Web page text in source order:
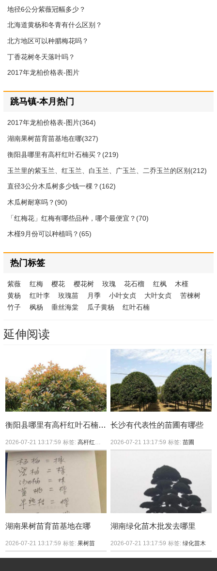
地径6公分紫薇冠幅多少？
北海道黄杨和冬青有什么区别？
北方地区可以种腊梅花吗？
丁香花树冬天落叶吗？
2017年龙柏价格表-图片
跳马镇-本月热门
2017年龙柏价格表-图片(364)
湖南果树苗育苗基地在哪(327)
衡阳县哪里有高杆红叶石楠买？(219)
玉兰里的紫玉兰、红玉兰、白玉兰、广玉兰、二乔玉兰的区别(212)
直径3公分木瓜树多少钱一棵？(162)
木瓜树耐寒吗？(90)
「红梅花」红梅有哪些品种，哪个最便宜？(70)
木槿9月份可以种植吗？(65)
热门标签
紫薇 红梅 樱花 樱花树 玫瑰 花石榴 红枫
木槿
黄杨
红叶李 玫瑰苗 月季 小叶女贞 大叶女贞
苦楝树
竹子
枫杨 垂丝海棠 瓜子黄杨 红叶石楠
延伸阅读
衡阳县哪里有高杆红叶石楠买？
2026-07-21 13:17:59 标签:高杆红叶石楠
长沙有代表性的苗圃有哪些
2026-07-21 13:17:59 标签:苗圃
湖南果树苗育苗基地在哪
2026-07-21 13:17:59 标签:果树苗
湖南绿化苗木批发去哪里
2026-07-21 13:17:59 标签:绿化苗木